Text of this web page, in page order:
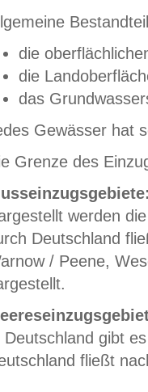
die
die
das
Gewässer hat
Grenze des
werden
Deutschland
/ Peene,
Deutschland gibt
fließt